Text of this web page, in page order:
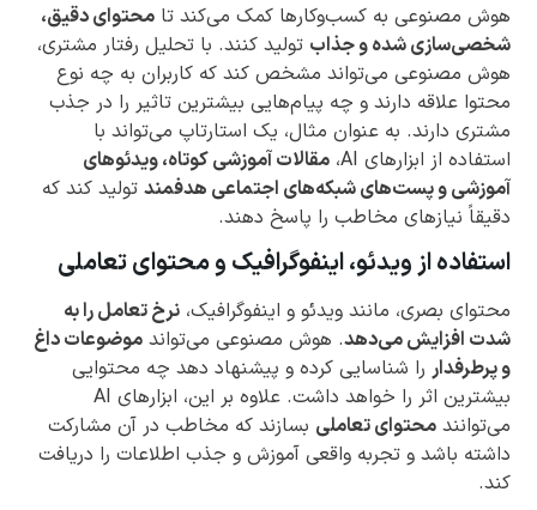
هوش مصنوعی به کسب‌وکارها کمک می‌کند تا محتوای دقیق،
شخصی‌سازی شده و جذاب تولید کنند. با تحلیل رفتار مشتری،
هوش مصنوعی می‌تواند مشخص کند که کاربران به چه نوع
محتوا علاقه دارند و چه پیام‌هایی بیشترین تاثیر را در جذب
مشتری دارند. به عنوان مثال، یک استارتاپ می‌تواند با
استفاده از ابزارهای AI،
مقالات آموزشی کوتاه، ویدئوهای
آموزشی و پست‌های شبکه‌های اجتماعی هدفمند تولید کند که
دقیقاً نیازهای مخاطب را پاسخ دهند.
استفاده از ویدئو، اینفوگرافیک و محتوای تعاملی
محتوای بصری، مانند ویدئو و اینفوگرافیک، نرخ تعامل را به
شدت افزایش می‌دهد. هوش مصنوعی می‌تواند موضوعات داغ
و پرطرفدار را شناسایی کرده و پیشنهاد دهد چه محتوایی
بیشترین اثر را خواهد داشت. علاوه بر این، ابزارهای AI
می‌توانند محتوای تعاملی بسازند که مخاطب در آن مشارکت
داشته باشد و تجربه واقعی آموزش و جذب اطلاعات را دریافت
کند.